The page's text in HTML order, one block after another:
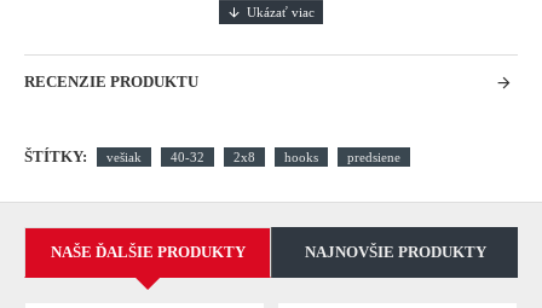
RECENZIE PRODUKTU
ŠTÍTKY: vešiak 40-32 2x8 hooks predsiene
NAŠE ĎALŠIE PRODUKTY NAJNOVŠIE PRODUKTY